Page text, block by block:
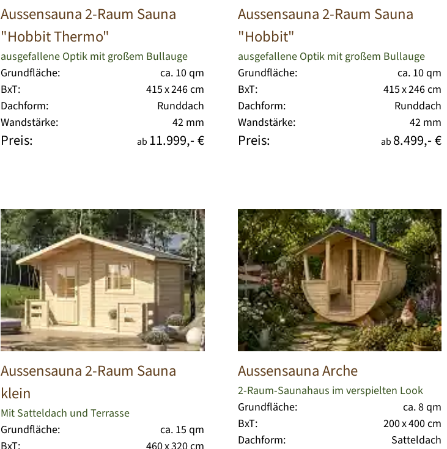
Aussensauna 2-Raum Sauna
"Hobbit Thermo"
ausgefallene Optik mit großem Bullauge
Grundfläche:
ca. 10 qm
BxT:
415 x 246 cm
Dachform:
Runddach
Wandstärke:
42 mm
Preis: ab 11.999,- €
Aussensauna 2-Raum Sauna
"Hobbit"
ausgefallene Optik mit großem Bullauge
Grundfläche:
ca. 10 qm
BxT:
415 x 246 cm
Dachform:
Runddach
Wandstärke:
42 mm
Preis: ab 8.499,- €
Aussensauna 2-Raum Sauna
klein
Mit Satteldach und Terrasse
Grundfläche:
ca. 15 qm
Aussensauna Arche
2-Raum-Saunahaus im verspielten Look
Grundfläche:
ca. 8 qm
BxT:
200 x 400 cm
Dachform:
Satteldach